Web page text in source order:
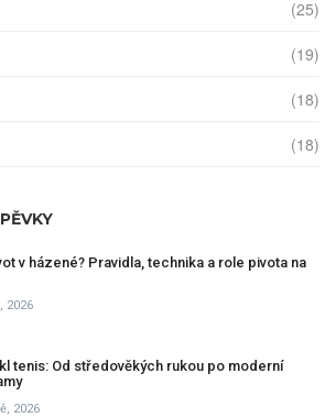
(25)
(19)
(18)
(18)
v házené? Pravidla, technika a role pivota na
2026
tenis: Od středověkých rukou po moderní
2026